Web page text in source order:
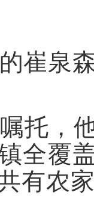
崔泉
托，
全覆
有农